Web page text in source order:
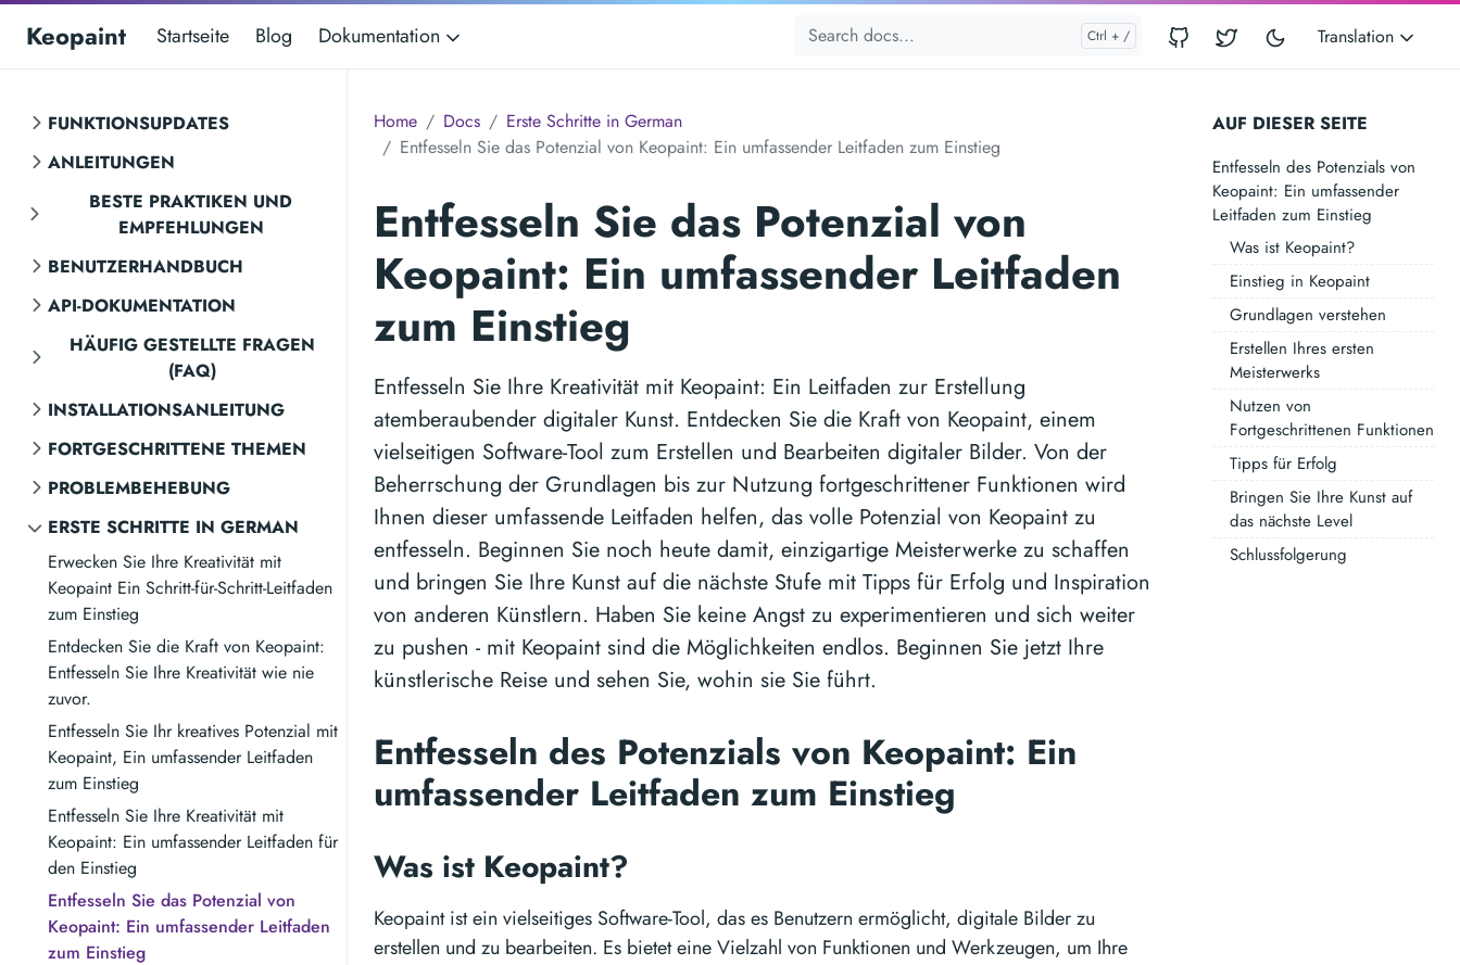
Keopaint Startseite Blog Dokumentation Translation
FUNKTIONSUPDATES
ANLEITUNGEN
BESTE PRAKTIKEN UND
EMPFEHLUNGEN
BENUTZERHANDBUCH
API-DOKUMENTATION
HÄUFIG GESTELLTE FRAGEN
(FAQ)
INSTALLATIONSANLEITUNG
FORTGESCHRITTENE THEMEN
PROBLEMBEHEBUNG
ERSTE SCHRITTE IN GERMAN
Erwecken Sie Ihre Kreativität mit
Keopaint Ein Schritt-für-Schritt-Leitfaden
zum Einstieg
Entdecken Sie die Kraft von Keopaint:
Entfesseln Sie Ihre Kreativität wie nie
zuvor.
Entfesseln Sie Ihr kreatives Potenzial mit
Keopaint, Ein umfassender Leitfaden
zum Einstieg
Entfesseln Sie Ihre Kreativität mit
Keopaint: Ein umfassender Leitfaden für
den Einstieg
Entfesseln Sie das Potenzial von
Keopaint: Ein umfassender Leitfaden
zum Einstieg
AUF DIESER SEITE
Entfesseln des Potenzials von
Keopaint: Ein umfassender
Leitfaden zum Einstieg
Was ist Keopaint?
Einstieg in Keopaint
Grundlagen verstehen
Erstellen Ihres ersten
Meisterwerks
Nutzen von
Fortgeschrittenen Funktionen
Tipps für Erfolg
Bringen Sie Ihre Kunst auf
das nächste Level
Schlussfolgerung
Home Docs
Erste Schritte in German
Entfesseln Sie das Potenzial von Keopaint: Ein umfassender Leitfaden zum Einstieg
Entfesseln Sie das Potenzial von
Keopaint: Ein umfassender Leitfaden
zum Einstieg
Entfesseln Sie Ihre Kreativität mit Keopaint: Ein Leitfaden zur Erstellung
atemberaubender digitaler Kunst. Entdecken Sie die Kraft von Keopaint, einem
vielseitigen Software-Tool zum Erstellen und Bearbeiten digitaler Bilder. Von der
Beherrschung der Grundlagen bis zur Nutzung fortgeschrittener Funktionen wird
Ihnen dieser umfassende Leitfaden helfen, das volle Potenzial von Keopaint zu
entfesseln. Beginnen Sie noch heute damit, einzigartige Meisterwerke zu schaffen
und bringen Sie Ihre Kunst auf die nächste Stufe mit Tipps für Erfolg und Inspiration
von anderen Künstlern. Haben Sie keine Angst zu experimentieren und sich weiter
zu pushen - mit Keopaint sind die Möglichkeiten endlos. Beginnen Sie jetzt Ihre
künstlerische Reise und sehen Sie, wohin sie Sie führt.
Entfesseln des Potenzials von Keopaint: Ein
umfassender Leitfaden zum Einstieg
Was ist Keopaint?
Keopaint ist ein vielseitiges Software-Tool, das es Benutzern ermöglicht, digitale Bilder zu
erstellen und zu bearbeiten. Es bietet eine Vielzahl von Funktionen und Werkzeugen, um Ihre